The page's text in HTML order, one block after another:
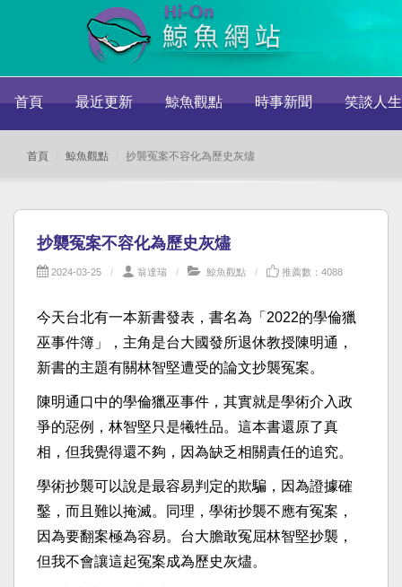
首頁 最近更新 鯨魚觀點 時事新聞 笑談人生
首頁 鯨魚觀點 抄襲冤案不容化為歷史灰燼
抄襲冤案不容化為歷史灰燼
2024-03-25 翁達瑞 鯨魚觀點 推薦數：4088
今天台北有一本新書發表，書名為「2022的學倫獵
巫事件簿」，主角是台大國發所退休教授陳明通，
新書的主題有關林智堅遭受的論文抄襲冤案。
陳明通口中的學倫獵巫事件，其實就是學術介入政
爭的惡例，林智堅只是犧牲品。這本書還原了真
相，但我覺得還不夠，因為缺乏相關責任的追究。
學術抄襲可以說是最容易判定的欺騙，因為證據確
鑿，而且難以掩滅。同理，學術抄襲不應有冤案，
因為要翻案極為容易。台大膽敢冤屈林智堅抄襲，
但我不會讓這起冤案成為歷史灰燼。